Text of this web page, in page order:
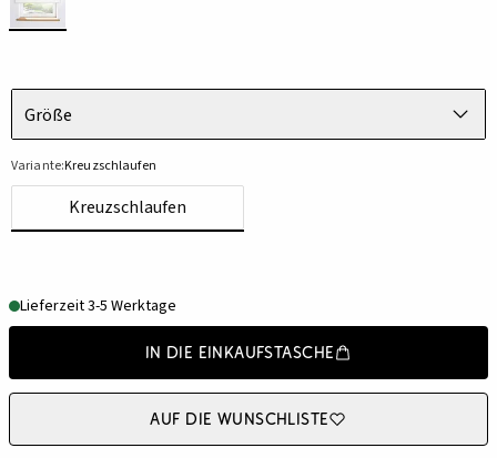
Größe
Variante:Kreuzschlaufen
Kreuzschlaufen
Lieferzeit 3-5 Werktage
In die Einkaufstasche
Auf die Wunschliste